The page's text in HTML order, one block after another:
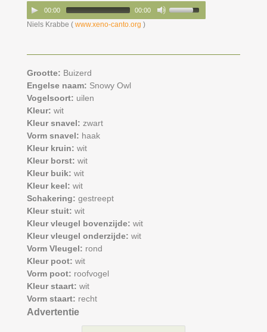
00:00 00:00
Niels Krabbe ( www.xeno-canto.org )
Grootte: Buizerd
Engelse naam: Snowy Owl
Vogelsoort: uilen
Kleur: wit
Kleur snavel: zwart
Vorm snavel: haak
Kleur kruin: wit
Kleur borst: wit
Kleur buik: wit
Kleur keel: wit
Schakering: gestreept
Kleur stuit: wit
Kleur vleugel bovenzijde: wit
Kleur vleugel onderzijde: wit
Vorm Vleugel: rond
Kleur poot: wit
Vorm poot: roofvogel
Kleur staart: wit
Vorm staart: recht
Advertentie